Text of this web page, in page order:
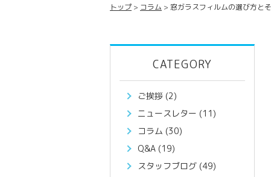
トップ コラム 窓ガラスフィルムの選び方と
CATEGORY
ご挨拶 (2)
ニュースレター (11)
コラム (30)
Q&A (19)
スタッフブログ (49)